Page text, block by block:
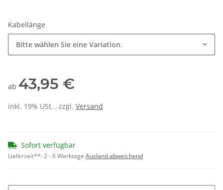
Kabellänge
Bitte wählen Sie eine Variation.
ab 43,95 €
inkl. 19% USt. , zzgl. Versand
Sofort verfügbar
Lieferzeit**:2 - 6 Werktage Ausland abweichend